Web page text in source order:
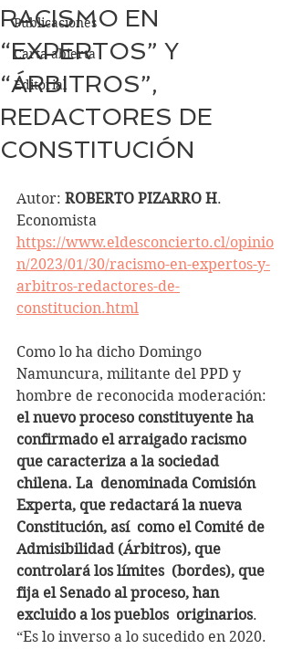
Publicaciones
Carta abierta
Editorial
RACISMO EN
“EXPERTOS” Y
“ÁRBITROS”,
REDACTORES DE
CONSTITUCIÓN
Autor: ROBERTO PIZARRO H.
Economista
https://www.eldesconcierto.cl/opinio
n/2023/01/30/racismo-en-expertos-y-
arbitros-redactores-de-
constitucion.html
Como lo ha dicho Domingo
Namuncura, militante del PPD y
hombre de reconocida moderación:
el nuevo proceso constituyente ha
confirmado el arraigado racismo
que caracteriza a la sociedad
chilena. La  denominada Comisión
Experta, que redactará la nueva
Constitución, así  como el Comité de
Admisibilidad (Árbitros), que
controlará los límites  (bordes), que
fija el Senado al proceso, han
excluido a los pueblos  originarios.
“Es lo inverso a lo sucedido en 2020.